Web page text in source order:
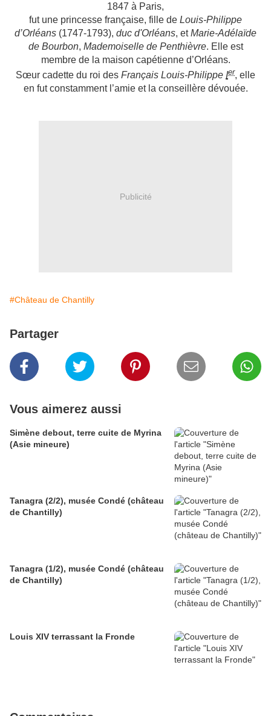
1847 à Paris,
fut une princesse française, fille de Louis-Philippe
d’Orléans (1747-1793), duc d'Orléans, etMarie-Adélaïde
de Bourbon, Mademoiselle de Penthièvre. Elle est
membre de la maison capétienne d’Orléans.
Sœur cadette du roi des Français Louis-Philippe Ier, elle
en fut constamment l’amie et la conseillère dévouée.
Publicité
#Château de Chantilly
Partager
Vous aimerez aussi
Simène debout, terre cuite de Myrina
(Asie mineure)
Tanagra (2/2), musée Condé (château
de Chantilly)
Tanagra (1/2), musée Condé (château
de Chantilly)
Louis XIV terrassant la Fronde